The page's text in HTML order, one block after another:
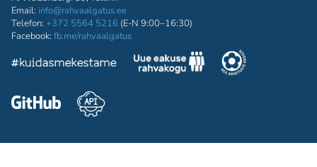
Email: info@rahvaalgatus.ee
Telefon: +372 5564 5216 (E-N 9:00–16:30)
Facebook: fb.me/rahvaalgatus